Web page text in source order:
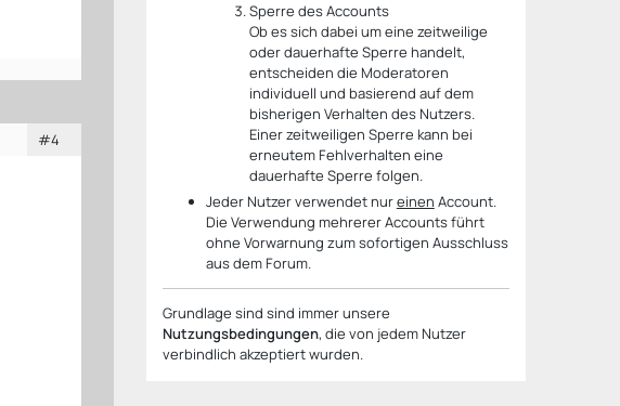
#4
Sperre des Accounts
Ob es sich dabei um eine zeitweilige
oder dauerhafte Sperre handelt,
entscheiden die Moderatoren
individuell und basierend auf dem
bisherigen Verhalten des Nutzers.
Einer zeitweiligen Sperre kann bei
erneutem Fehlverhalten eine
dauerhafte Sperre folgen.
Jeder Nutzer verwendet nureinen Account.
Die Verwendung mehrerer Accounts führt
ohne Vorwarnung zum sofortigen Ausschluss
aus dem Forum.
Grundlage sind sind immer unsere
Nutzungsbedingungen, die von jedem Nutzer
verbindlich akzeptiert wurden.